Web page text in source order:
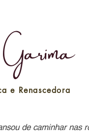
e Renascedora
de caminhar nas